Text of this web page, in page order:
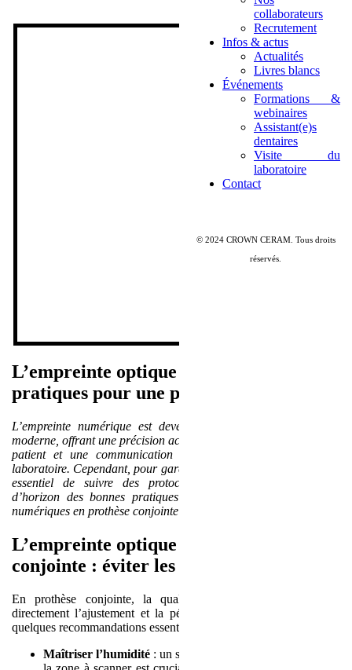
collaborateurs
Recrutement
Infos & actus
Actualités
Livres blancs
Événements
Formations &
webinaires
Assistant(e)s
dentaires
Visite du
laboratoire
Contact
© 2024 CROWN CERAM. Tous droits
réservés.
L’empreinte optique : les bonnes
pratiques pour une précision optimale
L’empreinte numérique est devenue un pilier de la dentisterie
moderne, offrant une précision accrue, un confort amélioré pour le
patient et une communication facilitée entre le cabinet et le
laboratoire. Cependant, pour garantir des résultats optimaux, il est
essentiel de suivre des protocoles rigoureux. Voici un tour
d’horizon des bonnes pratiques pour optimiser vos empreintes
numériques en prothèse conjointe et adjointe.
L’empreinte optique en prothèse
conjointe : éviter les pièges
En prothèse conjointe, la qualité de l’empreinte conditionne
directement l’ajustement et la pérennité de la restauration. Voici
quelques recommandations essentielles :
Maîtriser l’humidité : un séchage et nettoyage minutieux de